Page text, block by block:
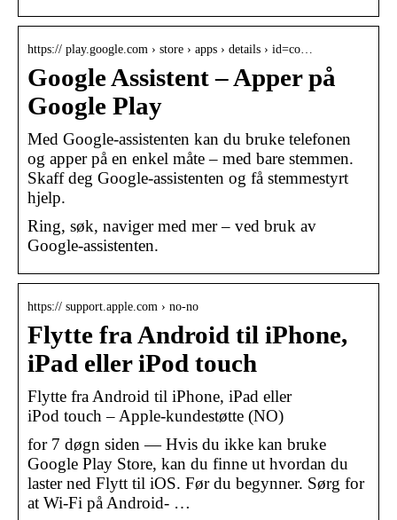
https:// play.google.com › store › apps › details › id=co…
Google Assistent – Apper på
Google Play
Med Google-assistenten kan du bruke telefonen
og apper på en enkel måte – med bare stemmen.
Skaff deg Google-assistenten og få stemmestyrt
hjelp.
Ring, søk, naviger med mer – ved bruk av
Google-assistenten.
https:// support.apple.com › no-no
Flytte fra Android til iPhone,
iPad eller iPod touch
Flytte fra Android til iPhone, iPad eller
iPod touch – Apple-kundestøtte (NO)
for 7 døgn siden — Hvis du ikke kan bruke
Google Play Store, kan du finne ut hvordan du
laster ned Flytt til iOS. Før du begynner. Sørg for
at Wi-Fi på Android- …